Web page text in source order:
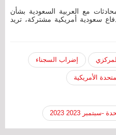
مع العربية السعودية بشأن
سعودية أمريكية مشتركة، تريد
إضراب السجناء
الأمريكية
2023 2023